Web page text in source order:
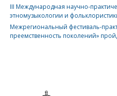
III Международная научно-
этномузыкологии и
Межрегиональный фестиваль-
преемственность поколений»